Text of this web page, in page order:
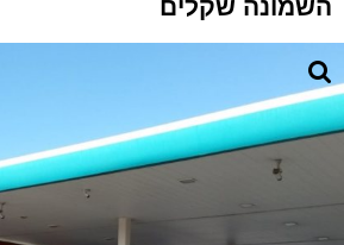
השמונה שקלים